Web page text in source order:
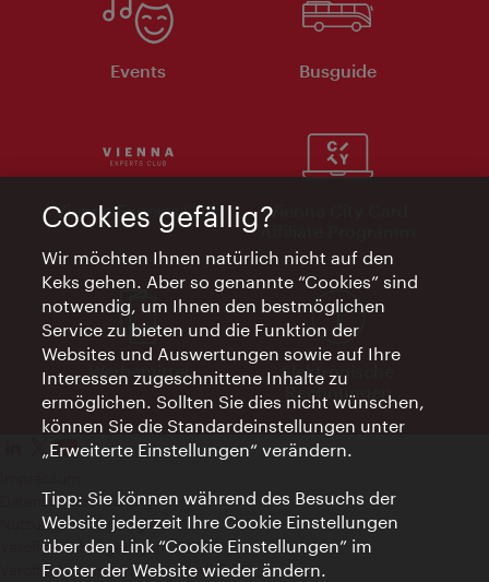
Events Busguide
Vienna Experts Club
Vienna City Card
Affiliate Programm
Werbemittel
Elektronische
Rechnungen
Datenschutzerklärung
Nutzungsbedingungen
Veröffentlichungen gem. EMFG
Veröffentlichungen gem. MedKF‑TG
Cookies gefällig?
Wir möchten Ihnen natürlich nicht auf den
Keks gehen. Aber so genannte “Cookies” sind
notwendig, um Ihnen den bestmöglichen
Service zu bieten und die Funktion der
Websites und Auswertungen sowie auf Ihre
Interessen zugeschnittene Inhalte zu
ermöglichen. Sollten Sie dies nicht wünschen,
können Sie die Standardeinstellungen unter
„Erweiterte Einstellungen“ verändern.
Tipp: Sie können während des Besuchs der
Website jederzeit Ihre Cookie Einstellungen
über den Link “Cookie Einstellungen” im
Footer der Website wieder ändern.